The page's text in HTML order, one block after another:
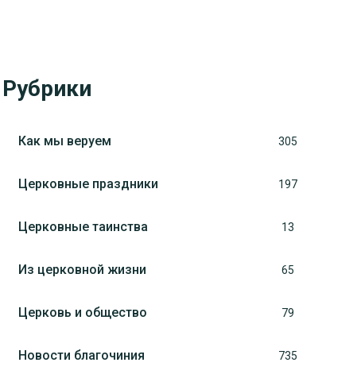
Рубрики
Как мы веруем 305
Церковные праздники 197
Церковные таинства 13
Из церковной жизни 65
Церковь и общество 79
Новости благочиния 735